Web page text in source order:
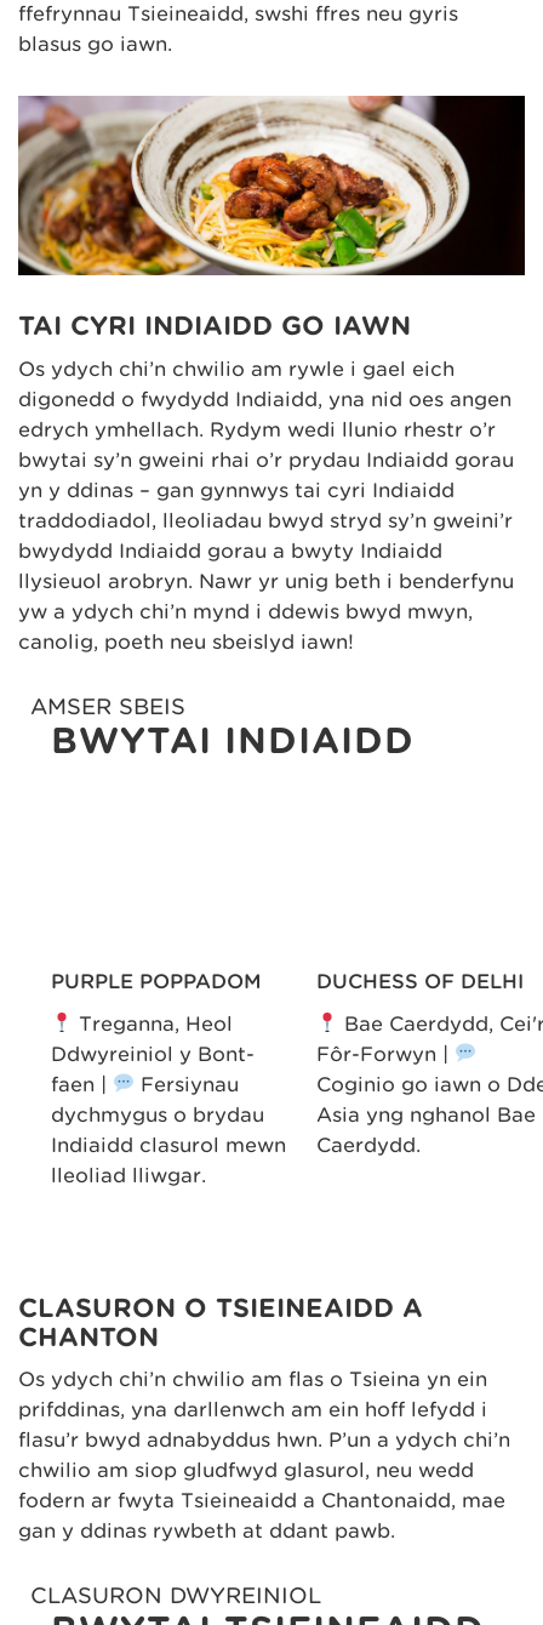
ffefrynnau Tsieineaidd, swshi ffres neu gyris
blasus go iawn.
TAI CYRI INDIAIDD GO IAWN
Os ydych chi’n chwilio am rywle i gael eich
digonedd o fwydydd Indiaidd, yna nid oes angen
edrych ymhellach. Rydym wedi llunio rhestr o’r
bwytai sy’n gweini rhai o’r prydau Indiaidd gorau
yn y ddinas – gan gynnwys tai cyri Indiaidd
traddodiadol, lleoliadau bwyd stryd sy’n gweini’r
bwydydd Indiaidd gorau a bwyty Indiaidd
llysieuol arobryn. Nawr yr unig beth i benderfynu
yw a ydych chi’n mynd i ddewis bwyd mwyn,
canolig, poeth neu sbeislyd iawn!
AMSER SBEIS
BWYTAI INDIAIDD
PURPLE POPPADOM
Treganna, Heol
Ddwyreiniol y Bont-
faen |
Fersiynau
dychmygus o brydau
Indiaidd clasurol mewn
lleoliad lliwgar.
DUCHESS OF DELHI
Bae Caerdydd,
Fôr-Forwyn |
Coginio go iawn o
Asia yng nghanol Bae
Caerdydd.
CLASURON O TSIEINEAIDD A
CHANTON
Os ydych chi’n chwilio am flas o Tsieina yn ein
prifddinas, yna darllenwch am ein hoff lefydd i
flasu’r bwyd adnabyddus hwn. P’un a ydych chi’n
chwilio am siop gludfwyd glasurol, neu wedd
fodern ar fwyta Tsieineaidd a Chantonaidd, mae
gan y ddinas rywbeth at ddant pawb.
CLASURON DWYREINIOL